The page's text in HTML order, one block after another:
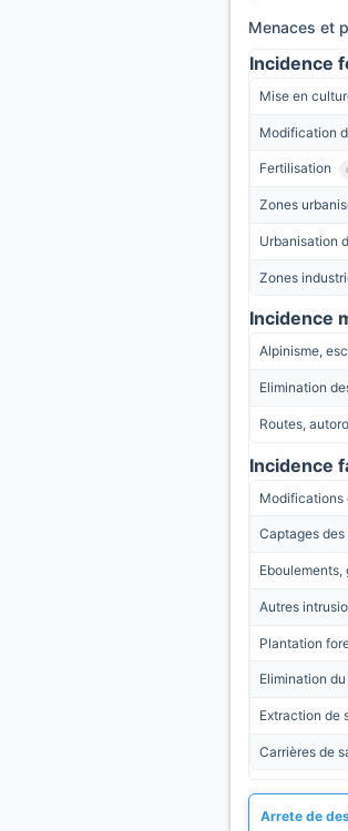
Menaces et
Incidence
Mise en
Modification
Fertilisation
Zones
Urbanisation
Zones
Incidence
Alpinisme,
Elimination
Routes,
Incidence
Modifications
Captages
Eboulements,
Autres
Plantation
Elimination
Extraction de
Carrières de
Arrete de